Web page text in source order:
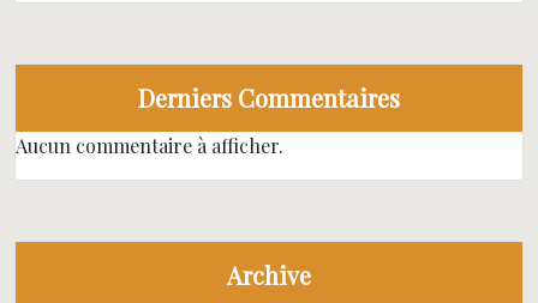
Derniers Commentaires
Aucun commentaire à afficher.
Archive